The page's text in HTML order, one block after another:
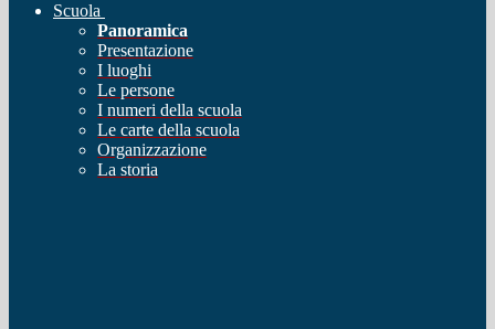
Scuola
Panoramica
Presentazione
I luoghi
Le persone
I numeri della scuola
Le carte della scuola
Organizzazione
La storia